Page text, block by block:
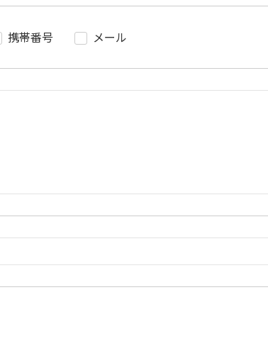
携帯番号 メール